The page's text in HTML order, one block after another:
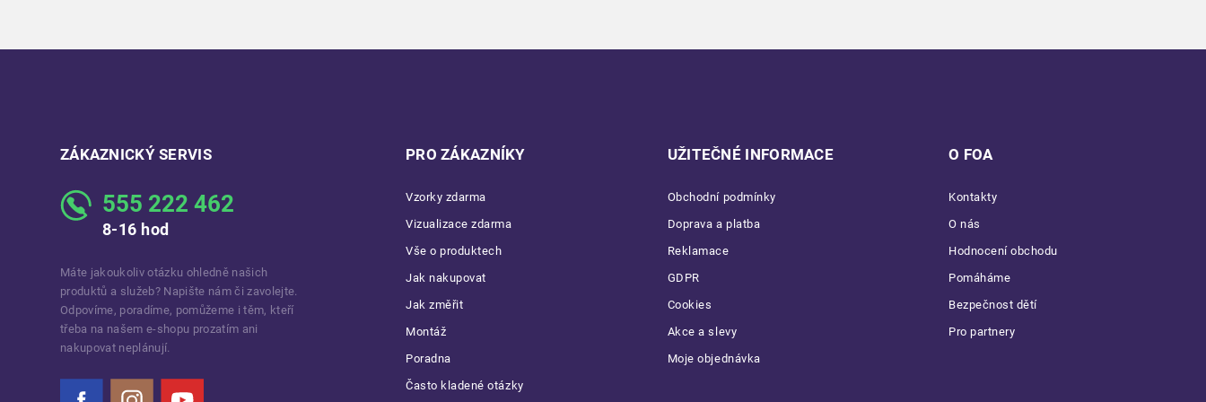
ZÁKAZNICKÝ SERVIS
555 222 462
8-16 hod
Máte jakoukoliv otázku ohledně našich
produktů a služeb? Napište nám či zavolejte.
Odpovíme, poradíme, pomůžeme i těm, kteří
třeba na našem e-shopu prozatím ani
nakupovat neplánují.
Instagram
PRO ZÁKAZNÍKY
Vzorky zdarma
Vizualizace zdarma
Vše o produktech
Jak nakupovat
Jak změřit
Montáž
Poradna
Často kladené otázky
UŽITEČNÉ INFORMACE
Obchodní podmínky
Doprava a platba
Reklamace
GDPR
Cookies
Akce a slevy
Moje objednávka
O FOA
Kontakty
O nás
Hodnocení obchodu
Pomáháme
Bezpečnost dětí
Pro partnery